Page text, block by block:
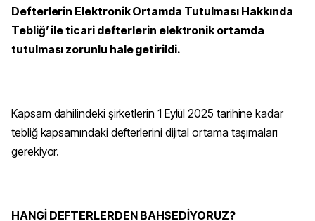
Defterlerin Elektronik Ortamda Tutulması Hakkında
Tebliğ’ ile ticari defterlerin elektronik ortamda
tutulması zorunlu hale getirildi.
Kapsam dahilindeki şirketlerin 1 Eylül 2025 tarihine kadar
tebliğ kapsamındaki defterlerini dijital ortama taşımaları
gerekiyor.
HANGİ DEFTERLERDEN BAHSEDİYORUZ?